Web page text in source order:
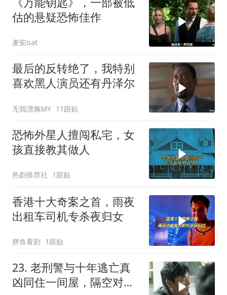
估的悬疑恐怖佳作
麦驼oat
最后的反转绝了，我特别
喜欢黑人演员还有丹泽尔
无我漂佩MY 11跟贴
恐怖外星人擅闯私宅，女
孩直接教其做人
热剧推荐社 1跟贴
香港十大奇案之首，雨夜
出租车司机专杀夜归女
胖鱼看剧 1跟贴
23. 老刑警与十年逃亡真
凶同住一间屋，隔空对视